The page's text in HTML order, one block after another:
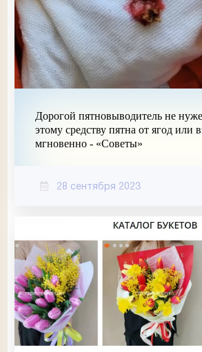
Дорогой пятновыводитель не
этому средству пятна от ягод или
мгновенно - «Советы»
28 сентября 2023